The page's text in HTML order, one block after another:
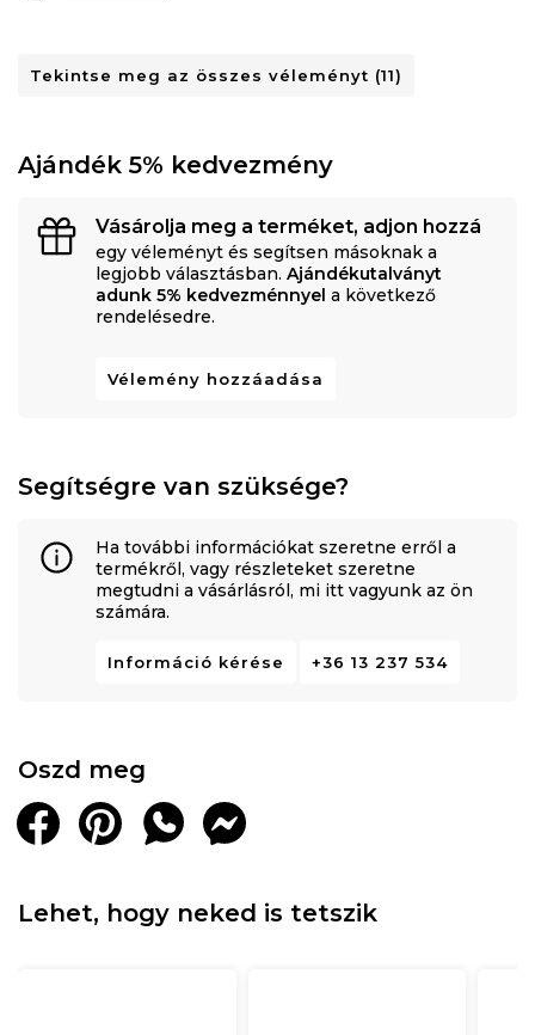
Tekintse meg az összes véleményt (11)
Ajándék 5% kedvezmény
Vásárolja meg a terméket, adjon hozzá
egy véleményt és segítsen másoknak a
legjobb választásban. Ajándékutalványt
adunk 5% kedvezménnyel a következő
rendelésedre.
Vélemény hozzáadása
Segítségre van szüksége?
Ha további információkat szeretne erről a
termékről, vagy részleteket szeretne
megtudni a vásárlásról, mi itt vagyunk az ön
számára.
Információ kérése +36 13 237 534
Oszd meg
Lehet, hogy neked is tetszik